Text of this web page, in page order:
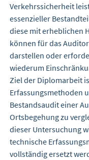
Verkehrssicherheit
essenzieller
diese mit erheblichen
können für das
darstellen oder
wiederum
Ziel der Diplomarbeit
Erfassungsmethoden
Bestandsaudit einer
Ortsbegehung zu
dieser Untersuchung
technische
vollständig ersetzt